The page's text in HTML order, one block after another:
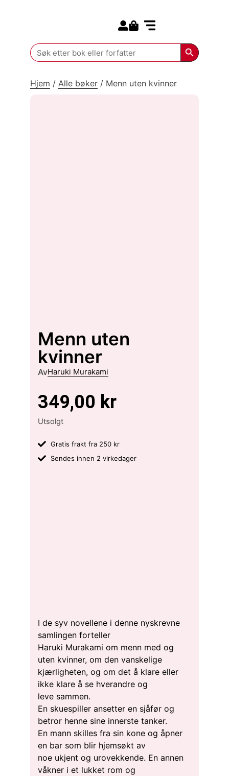
Search
for:
Search
Hjem / Alle bøker / Menn uten kvinner
Menn uten
kvinner
AvHaruki Murakami
349,00 kr
Utsolgt
Gratis frakt fra 250 kr
Sendes innen 2 virkedager
I de syv novellene i denne nyskrevne
samlingen forteller
Haruki Murakami om menn med og
uten kvinner, om den vanskelige
kjærligheten, og om det å klare eller
ikke klare å se hverandre og
leve sammen.
En skuespiller ansetter en sjåfør og
betror henne sine innerste tanker.
En mann skilles fra sin kone og åpner
en bar som blir hjemsøkt av
noe ukjent og urovekkende. En annen
våkner i et lukket rom og